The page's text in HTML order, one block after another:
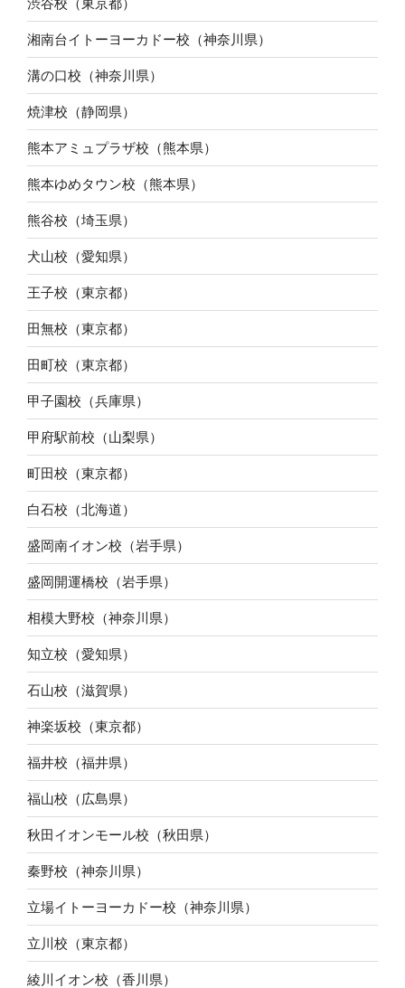
湘南台イトーヨーカドー校（神奈川県）
溝の口校（神奈川県）
焼津校（静岡県）
熊本アミュプラザ校（熊本県）
熊本ゆめタウン校（熊本県）
熊谷校（埼玉県）
犬山校（愛知県）
王子校（東京都）
田無校（東京都）
田町校（東京都）
甲子園校（兵庫県）
甲府駅前校（山梨県）
町田校（東京都）
白石校（北海道）
盛岡南イオン校（岩手県）
盛岡開運橋校（岩手県）
相模大野校（神奈川県）
知立校（愛知県）
石山校（滋賀県）
神楽坂校（東京都）
福井校（福井県）
福山校（広島県）
秋田イオンモール校（秋田県）
秦野校（神奈川県）
立場イトーヨーカドー校（神奈川県）
立川校（東京都）
綾川イオン校（香川県）